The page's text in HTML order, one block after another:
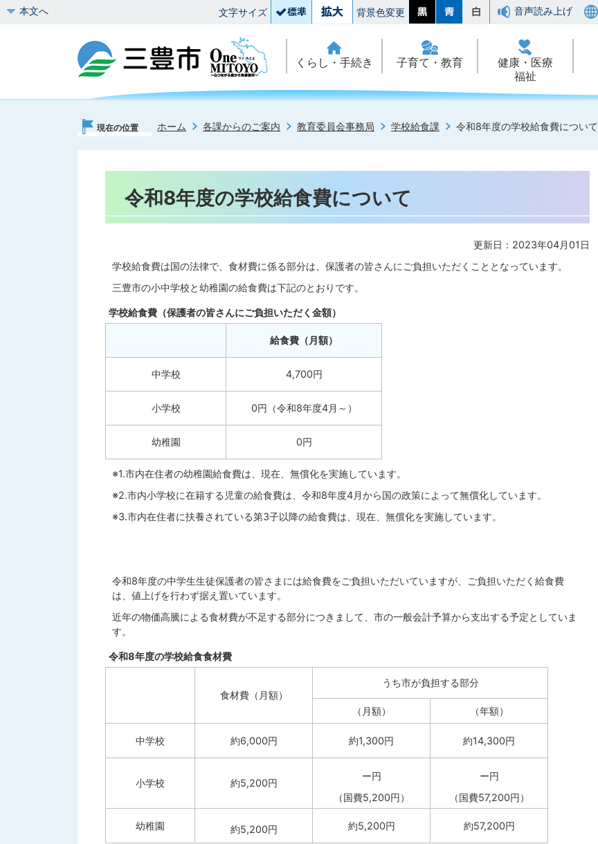
本文へ 文字サイズ 背景色変更 音声読み上げ
くらし・手続き 子育て・教育
健康・医療
福祉
現在の位置 ホーム 各課からのご案内 教育委員会事務局 学校給食課 令和8年度の学校給食費について
令和8年度の学校給食費について
更新日：2023年04月01日
学校給食費は国の法律で、食材費に係る部分は、保護者の皆さんにご負担いただくこととなっています。
三豊市の小中学校と幼稚園の給食費は下記のとおりです。
学校給食費（保護者の皆さんにご負担いただく金額）
給食費（月額）
中学校 4,700円
小学校 0円（令和8年度4月～）
幼稚園 0円
※1.市内在住者の幼稚園給食費は、現在、無償化を実施しています。
※2.市内小学校に在籍する児童の給食費は、令和8年度4月から国の政策によって無償化しています。
※3.市内在住者に扶養されている第3子以降の給食費は、現在、無償化を実施しています。
令和8年度の中学生生徒保護者の皆さまには給食費をご負担いただいていますが、ご負担いただく給食費
は、値上げを行わず据え置いています。
近年の物価高騰による食材費が不足する部分につきまして、市の一般会計予算から支出する予定としていま
す。
令和8年度の学校給食食材費
食材費（月額）
うち市が負担する部分
（月額） （年額）
中学校 約6,000円 約1,300円 約14,300円
小学校 約5,200円
ー円
（国費5,200円）
ー円
（国費57,200円）
幼稚園 約5,200円 約5,200円 約57,200円